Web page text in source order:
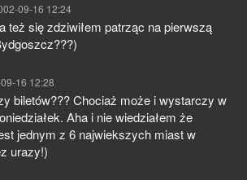
09-16 12:24
też się zdziwiłem patrząc na pierwszą
16 12:28
biletów??? Chociaż może i wystarczy w
Aha i nie wiedziałem że
jednym z 6 najwiekszych miast w
urazy!)